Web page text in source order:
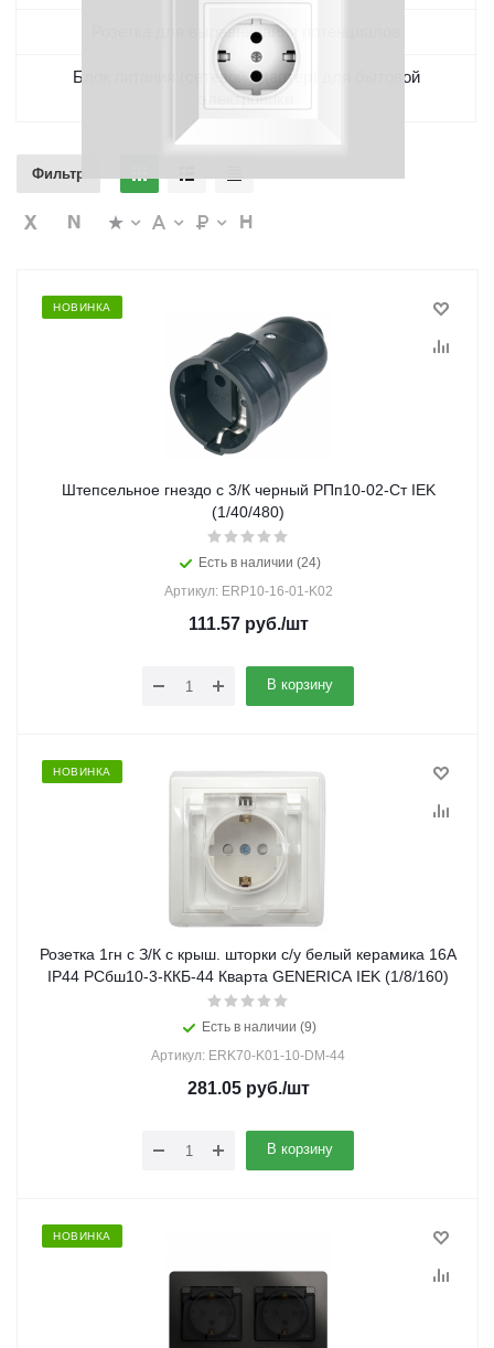
Розетка для выравнивания потенциалов
Блок питания (сетевой адаптер) для бытовой
электроники
Фильтр
НОВИНКА
Штепсельное гнездо с 3/К черный РПп10-02-Ст IEK
(1/40/480)
Есть в наличии (24)
Артикул: ERP10-16-01-K02
111.57руб./шт
В корзину
НОВИНКА
Розетка 1гн с З/К с крыш. шторки с/у белый керамика 16А
IP44 РСбш10-3-ККБ-44 Кварта GENERICA IEK (1/8/160)
Есть в наличии (9)
Артикул: ERK70-K01-10-DM-44
281.05руб./шт
В корзину
НОВИНКА